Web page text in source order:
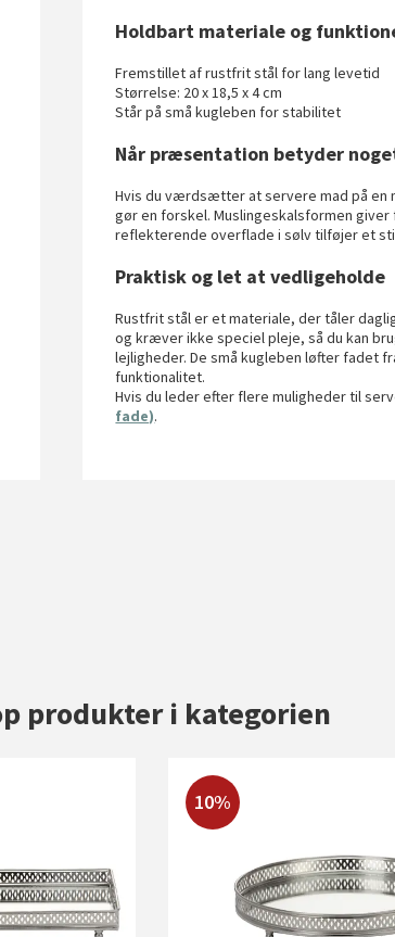
Holdbart materiale og
Fremstillet af rustfrit stål for lang levetid
Størrelse: 20 x 18,5 x 4 cm
Står på små kugleben for stabilitet
Når præsentation betyder
Hvis du værdsætter at servere mad på en
gør en forskel. Muslingeskalsformen
reflekterende overflade i sølv tilføjer et
Praktisk og let at vedligeholde
Rustfrit stål er et materiale, der tåler
og kræver ikke speciel pleje, så du kan
lejligheder. De små kugleben løfter fadet
funktionalitet.
Hvis du leder efter flere muligheder til
fade).
produkter i kategorien
10%